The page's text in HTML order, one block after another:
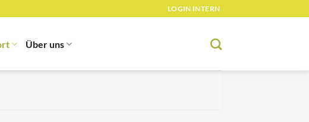
LOGIN INTERN
Über uns